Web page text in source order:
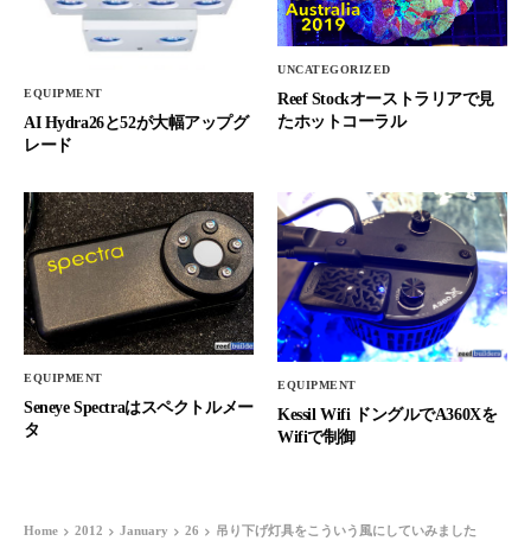
EQUIPMENT
AI Hydra26と52が大幅アップグ
レード
UNCATEGORIZED
Reef Stockオーストラリアで見
たホットコーラル
EQUIPMENT
Seneye Spectraはスペクトルメー
タ
EQUIPMENT
Kessil Wifi ドングルでA360Xを
Wifiで制御
Home 2012 January 26 吊り下げ灯具をこういう風にしていみました